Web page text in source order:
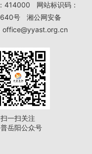
414000
网站标识码：
号
湘公网安备
office@yyast.org.cn
扫一扫关注
岳阳公众号